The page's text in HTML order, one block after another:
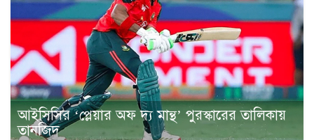
আইসিসির ‘প্লেয়ার অফ দ্য মান্থ’ পুরস্কারের তালিকায়
তানজিদ